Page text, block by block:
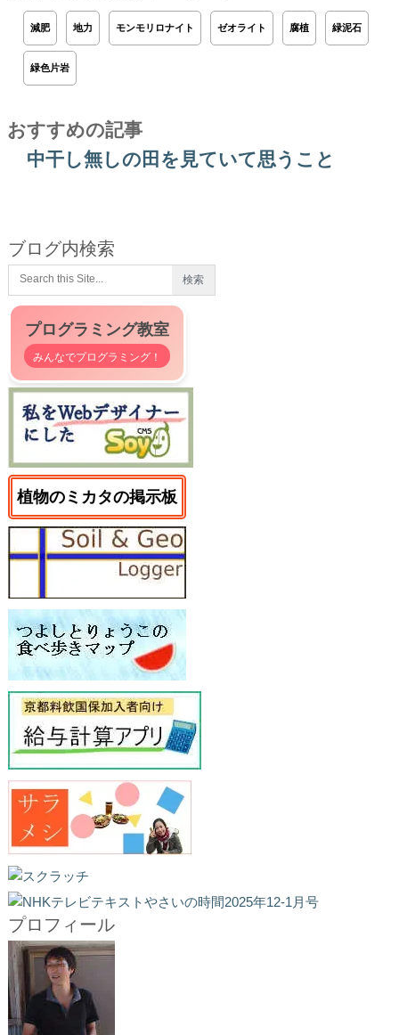
減肥 地力 モンモリロナイト ゼオライト 腐植 緑泥石
緑色片岩
おすすめの記事
中干し無しの田を見ていて思うこと
ブログ内検索
プログラミング教室
みんなでプログラミング！
植物のミカタの掲示板
プロフィール